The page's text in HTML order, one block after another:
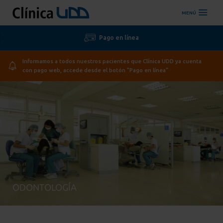
MENÚ
Pago en línea
Informamos a todos nuestros pacientes que Clínica UDD ya cuenta
con pago web, accede desde el botón "Pago en línea"
ODONTOLOGÍA